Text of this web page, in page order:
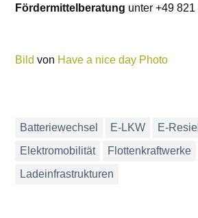
Fördermittelberatung unter +49
Bild von Have a nice day Photo
Batteriewechsel E-LKW
E-
Elektromobilität
Flottenkraftwerke
Ladeinfrastrukturen